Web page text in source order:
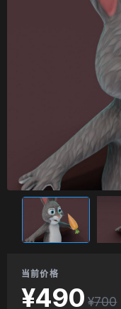
当前价格
¥490 ¥700